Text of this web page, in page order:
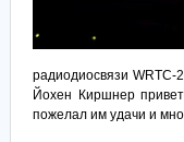
радиодиосвязи
Йохен Киршнер
пожелал им удачи и